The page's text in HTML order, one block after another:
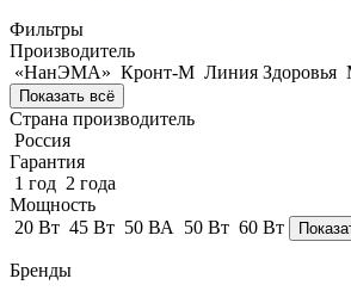
Фильтры
Производитель
«НанЭМА» Кронт-М Линия Здоровья
Показать всё
Страна производитель
Россия
Гарантия
1 год 2 года
Мощность
20 Вт 45 Вт 50 ВА 50 Вт 60 Вт
Бренды